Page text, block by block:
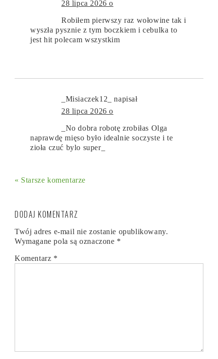
28 lipca 2026 o
Robiłem pierwszy raz wołowine tak i
wyszła pysznie z tym boczkiem i cebulka to
jest hit polecam wszystkim
_Misiaczek12_
napisał
28 lipca 2026 o
_No dobra robotę zrobiłas Olga
naprawdę mięso było idealnie soczyste i te
zioła czuć bylo super_
« Starsze komentarze
DODAJ KOMENTARZ
Twój adres e-mail nie zostanie opublikowany.
Wymagane pola są oznaczone *
Komentarz *